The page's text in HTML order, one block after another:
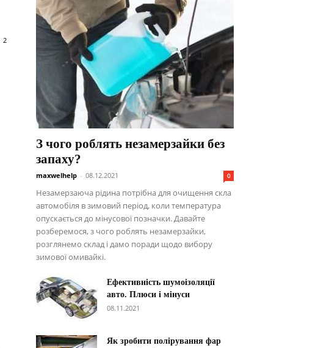
2
З чого роблять незамерзайки без
запаху?
maxwelhelp - 08.12.2021 0
Незамерзаюча рідина потрібна для очищення скла
автомобіля в зимовий період, коли температура
опускається до мінусової позначки. Давайте
розберемося, з чого роблять незамерзайки,
розглянемо склад і дамо поради щодо вибору
зимової омивайкі.
Ефективність шумоізоляції
авто. Плюси і мінуси
08.11.2021
Як зробити полірування фар